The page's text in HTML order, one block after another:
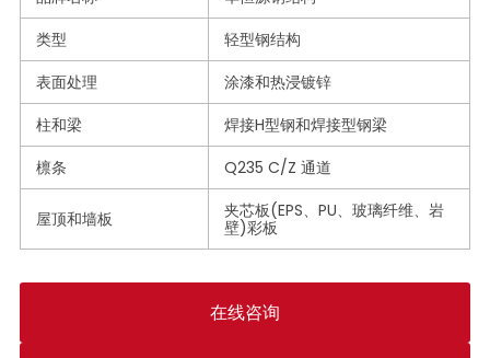
类型
轻型钢结构
表面处理
涂漆和热浸镀锌
柱和梁
焊接H型钢和焊接型钢梁
檩条
Q235 C/Z 通道
屋顶和墙板
夹芯板(EPS、PU、玻璃纤维、岩
壁)彩板
在线咨询